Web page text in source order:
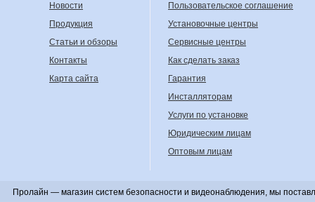
Новости
Продукция
Статьи и обзоры
Контакты
Карта сайта
Пользовательское соглашение
Установочные центры
Сервисные центры
Как сделать заказ
Гарантия
Инсталляторам
Услуги по установке
Юридическим лицам
Оптовым лицам
Пролайн — магазин систем безопасности и видеонаблюдения, мы